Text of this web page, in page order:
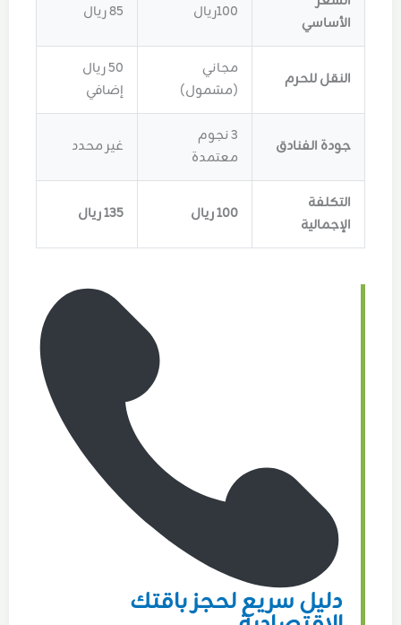
الأساسي
100ريال 85 ريال
النقل للحرم
مجاني
(مشمول)
50 ريال
إضافي
جودة الفنادق
3 نجوم
معتمدة
غير محدد
التكلفة
الإجمالية
100 ريال 135 ريال
دليل سريع لحجز باقتك